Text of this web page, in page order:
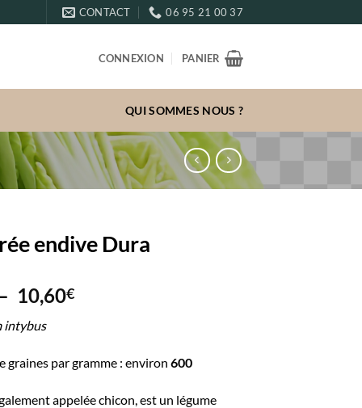
CONTACT 06 95 21 00 37
CONNEXION PANIER
QUI SOMMES NOUS ?
endive Dura
– 10,60€Plage
à
10,60€
intybus
graines par gramme : environ600
appelée chicon, est un légume